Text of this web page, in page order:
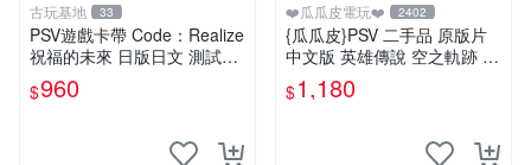
古玩基地 33
PSV遊戲卡帶 Code：Realize
祝福的未來 日版日文 測試正
常適合收藏 成色如圖 過去久
遠使用痕跡 游戲機玩古早遊
$960
❤️瓜瓜皮電玩❤️ 2402
{瓜瓜皮}PSV 二手品 原版片
中文版 英雄傳說 空之軌跡 F
C Evolution(遊戲都有回收)
$1,180